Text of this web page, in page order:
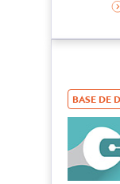
BASE DE